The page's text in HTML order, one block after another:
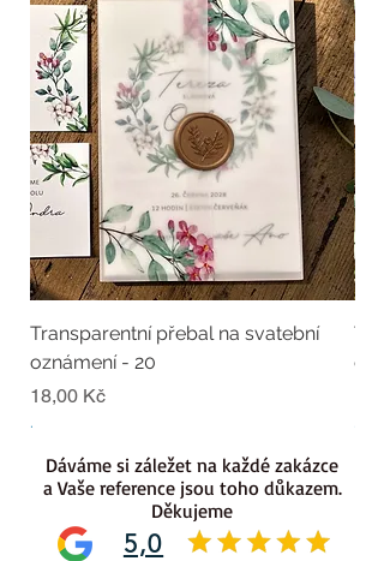
Transparentní přebal na svatební
oznámení - 20
Cena
18,00 Kč
.
5,0
Dáváme si záležet na každé zakázce
a Vaše reference jsou toho důkazem.
Děkujeme